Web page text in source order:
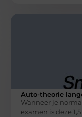
Auto-theorie
Wanneer je
examen is deze